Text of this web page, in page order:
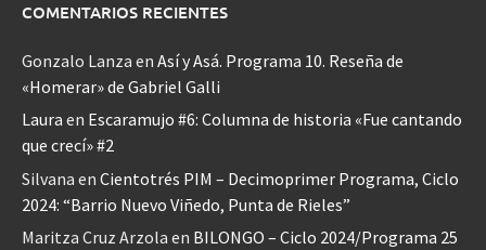
COMENTARIOS RECIENTES
Gonzalo Lanza en Así y Asá. Programa 10. Reseña de
«Homerar» de Gabriel Galli
Laura en Escaramujo #6: Columna de historia «Fue cantando
que crecí» #2
Silvana en Cientotrés PIM – Decimoprimer Programa, Ciclo
2024: “Barrio Nuevo Viñedo, Punta de Rieles”
Maritza Cruz Arzola en BILONGO – Ciclo 2024/Programa 25